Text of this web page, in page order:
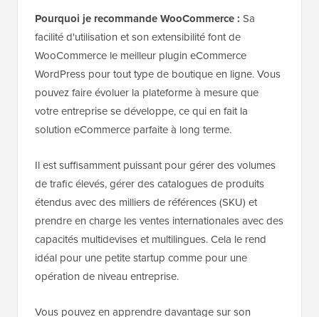
Pourquoi je recommande WooCommerce : Sa
facilité d'utilisation et son extensibilité font de
WooCommerce le meilleur plugin eCommerce
WordPress pour tout type de boutique en ligne. Vous
pouvez faire évoluer la plateforme à mesure que
votre entreprise se développe, ce qui en fait la
solution eCommerce parfaite à long terme.
Il est suffisamment puissant pour gérer des volumes
de trafic élevés, gérer des catalogues de produits
étendus avec des milliers de références (SKU) et
prendre en charge les ventes internationales avec des
capacités multidevises et multilingues. Cela le rend
idéal pour une petite startup comme pour une
opération de niveau entreprise.
Vous pouvez en apprendre davantage sur son